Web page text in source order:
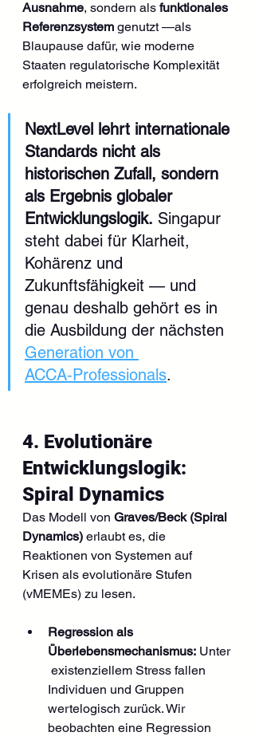
Ausnahme, sondern als funktionales
Referenzsystem genutzt —als
Blaupause dafür, wie moderne
Staaten regulatorische Komplexität
erfolgreich meistern.
NextLevel lehrt internationale
Standards nicht als
historischen Zufall, sondern
als Ergebnis globaler
Entwicklungslogik. Singapur
steht dabei für Klarheit,
Kohärenz und
Zukunftsfähigkeit — und
genau deshalb gehört es in
die Ausbildung der nächsten
Generation von
ACCA‑Professionals.
4. Evolutionäre
Entwicklungslogik:
Spiral Dynamics
Das Modell von Graves/Beck (Spiral
Dynamics) erlaubt es, die
Reaktionen von Systemen auf
Krisen als evolutionäre Stufen
(vMEMEs) zu lesen.
Regression als
Überlebensmechanismus: Unter
existenziellem Stress fallen
Individuen und Gruppen
wertelogisch zurück. Wir
beobachten eine Regression